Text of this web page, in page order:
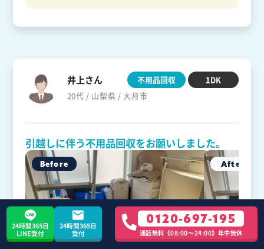
井上さん
20代 / 山梨県 / 大月市
不用品回収 1DK
引越しに伴う不用品回収をお願いしました。
24時間365日
LINE受付
24時間365日
受付
0120-697-195
通話無料《08:00〜24:00》年中無休